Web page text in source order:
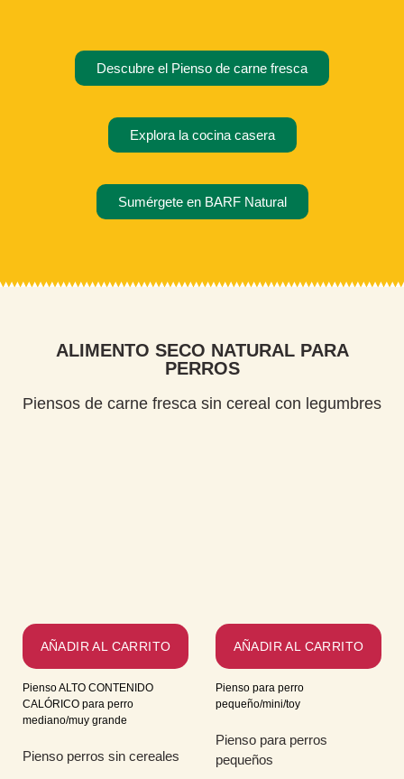
Descubre el Pienso de carne fresca
Explora la cocina casera
Sumérgete en BARF Natural
ALIMENTO SECO NATURAL PARA
PERROS
Piensos de carne fresca sin cereal con legumbres
AÑADIR AL CARRITO
Pienso ALTO CONTENIDO
CALÓRICO para perro
mediano/muy grande
Pienso perros sin cereales
AÑADIR AL CARRITO
Pienso para perro
pequeño/mini/toy
Pienso para perros
pequeños